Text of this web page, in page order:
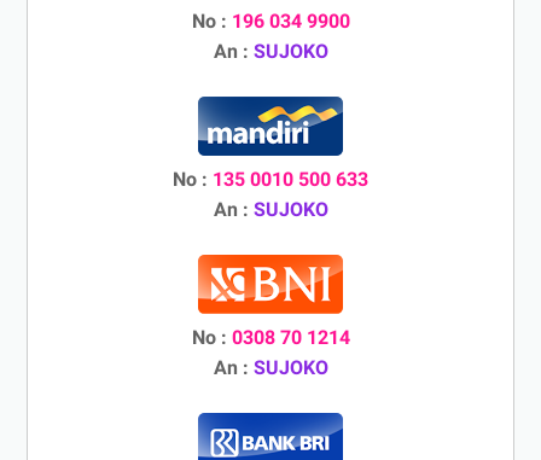
No : 196 034 9900
An : SUJOKO
No : 135 0010 500 633
An : SUJOKO
No : 0308 70 1214
An : SUJOKO